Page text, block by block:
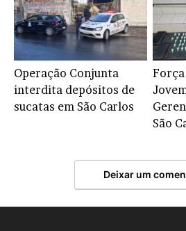
Operação Conjunta
interdita depósitos de
sucatas em São Carlos
São
Deixar um